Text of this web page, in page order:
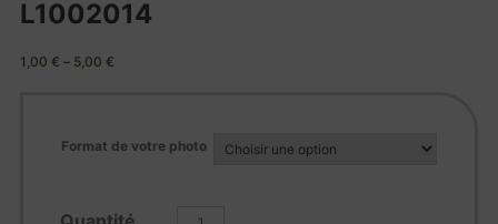
L1002014
1,00 € – 5,00 €
Format de votre photo
quantité